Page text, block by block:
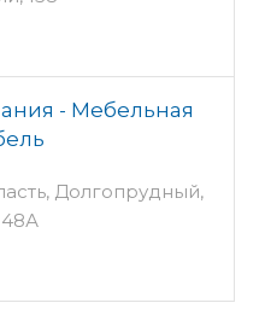
- Мебельная
Долгопрудный,